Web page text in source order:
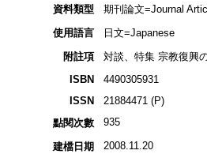
資料類型
期刊論文=Journal
使用語言
日文=Japanese
附註項
対談、特集 宗教復興
ISBN
4490305931
ISSN
21884471 (P)
點閱次數
935
建檔日期 2008.11.20